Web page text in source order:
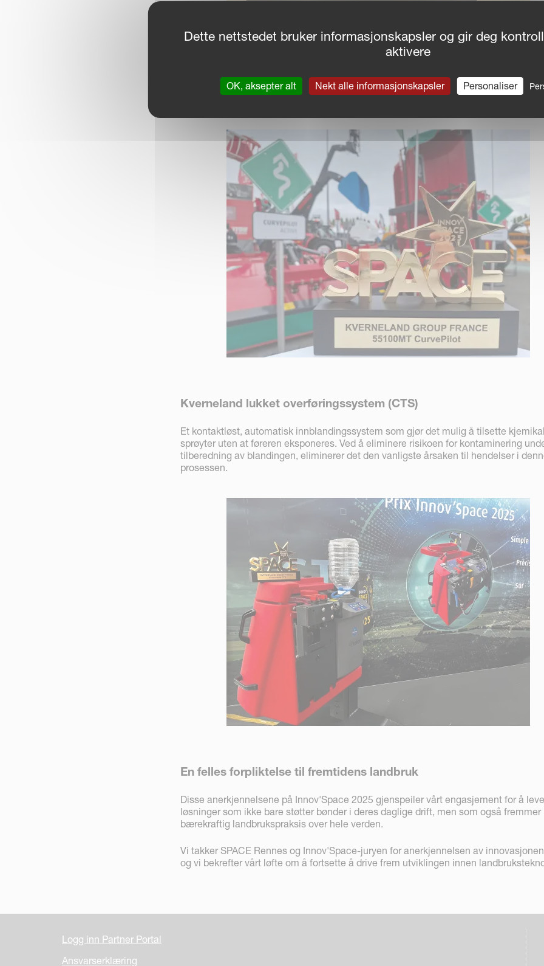
Intelligent assistanse som automatisk justerer sideforskyvningen av bakre
noe som sikrer et jevnt, konsistent resultat, samtidig som overlappingen minimeres
kontinuerlig.
Kverneland lukket overføringssystem (CTS)
Et kontaktløst, automatisk innblandingssystem som gjør det mulig å tilsette
sprøyter uten at føreren eksponeres. Ved å eliminere risikoen for kontaminering
tilberedning av blandingen, eliminerer det den vanligste årsaken til hendelser i
prosessen.
En felles forpliktelse til fremtidens landbruk
Disse anerkjennelsene på Innov'Space 2025 gjenspeiler vårt engasjement for å
løsninger som ikke bare støtter bønder i deres daglige drift, men som også fremmer
bærekraftig landbrukspraksis over hele verden.
Vi takker SPACE Rennes og Innov'Space-juryen for anerkjennelsen av
og vi bekrefter vårt løfte om å fortsette å drive frem utviklingen innen
Logg inn Partner Portal
Ansvarserklæring
Dette nettstedet bruker informasjonskapsler og gir deg
aktivere
OK, aksepter alt Nekt alle informasjonskapsler Personaliser